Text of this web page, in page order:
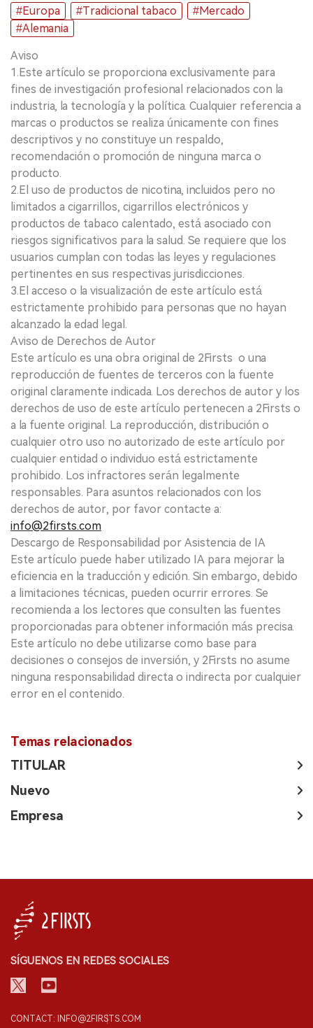
#Europa
#Tradicional tabaco
#Mercado
#Alemania
Aviso
1.Este artículo se proporciona exclusivamente para
fines de investigación profesional relacionados con la
industria, la tecnología y la política. Cualquier referencia a
marcas o productos se realiza únicamente con fines
descriptivos y no constituye un respaldo,
recomendación o promoción de ninguna marca o
producto.
2.El uso de productos de nicotina, incluidos pero no
limitados a cigarrillos, cigarrillos electrónicos y
productos de tabaco calentado, está asociado con
riesgos significativos para la salud. Se requiere que los
usuarios cumplan con todas las leyes y regulaciones
pertinentes en sus respectivas jurisdicciones.
3.El acceso o la visualización de este artículo está
estrictamente prohibido para personas que no hayan
alcanzado la edad legal.
Aviso de Derechos de Autor
Este artículo es una obra original de 2Firsts o una
reproducción de fuentes de terceros con la fuente
original claramente indicada. Los derechos de autor y los
derechos de uso de este artículo pertenecen a 2Firsts o
a la fuente original. La reproducción, distribución o
cualquier otro uso no autorizado de este artículo por
cualquier entidad o individuo está estrictamente
prohibido. Los infractores serán legalmente
responsables. Para asuntos relacionados con los
derechos de autor, por favor contacte a:
info@2firsts.com
Descargo de Responsabilidad por Asistencia de IA
Este artículo puede haber utilizado IA para mejorar la
eficiencia en la traducción y edición. Sin embargo, debido
a limitaciones técnicas, pueden ocurrir errores. Se
recomienda a los lectores que consulten las fuentes
proporcionadas para obtener información más precisa.
Este artículo no debe utilizarse como base para
decisiones o consejos de inversión, y 2Firsts no asume
ninguna responsabilidad directa o indirecta por cualquier
error en el contenido.
Temas relacionados
TITULAR
Nuevo
Empresa
SÍGUENOS EN REDES SOCIALES
CONTACT: INFO@2FIRSTS.COM